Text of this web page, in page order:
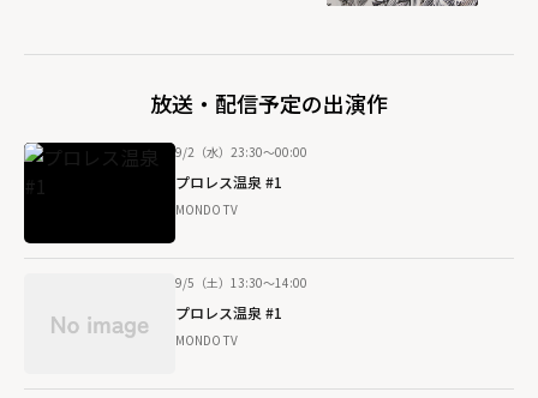
放送・配信予定の出演作
9/2（水）23:30～00:00
プロレス温泉 #1
MONDO TV
9/5（土）13:30～14:00
プロレス温泉 #1
MONDO TV